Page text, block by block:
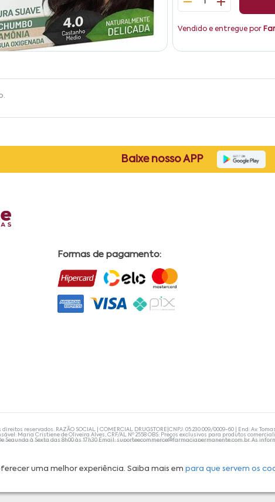
1
Vendido e entregue por
uma melhor experiência. Saiba mais empara que servem os
Baixe nosso APP
Formas de pagamento:
reservados. RAZÃO SOCIAL | COMERCIAL DRUGSTORE|CNPJ: 05.230.009/0009-60 | End: Av.
Maria Cristiene de Oliveira Alves, CRF/AL Nº 2558 OBS: Preços exclusivos para produtos
à Sexta das 8h00 às 17h30 Email: suporteecommerce@farmaciapermanente.com.br. As
de forma alguma, substituem as orientações de um profissional da área médica. Apenas o médico
adequado. Se os sintomas persistirem, um médico deve ser consultado. A Farmácia
que você possa realizar suas compras com tranquilidade. A privacidade e a segurança dos
estão sujeitos à confirmação da disponibilidade de produto em nosso estoque.